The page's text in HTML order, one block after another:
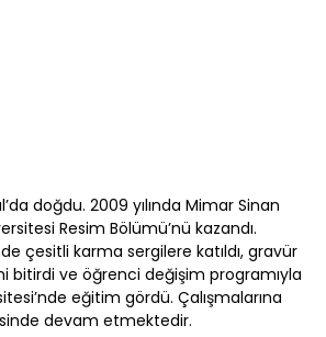
doğdu. 2009 yılında Mimar Sinan
Resim Bölümü’nü kazandı.
çesitli karma sergilere katıldı, gravür
bitirdi ve öğrenci değişim programıyla
eğitim gördü. Çalışmalarına
devam etmektedir.